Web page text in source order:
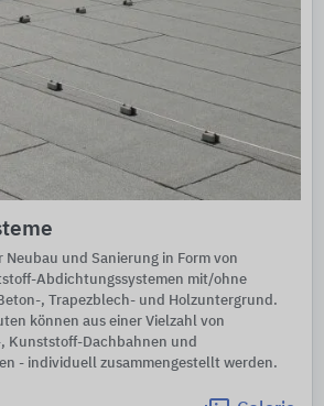
Neubau und Sanierung in Form von
Abdichtungssystemen mit/ohne
, Trapezblech- und Holzuntergrund.
können aus einer Vielzahl von
Kunststoff-Dachbahnen und
- individuell zusammengestellt werden.